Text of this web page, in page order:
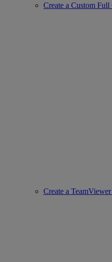
Create a Custom Full
Create a